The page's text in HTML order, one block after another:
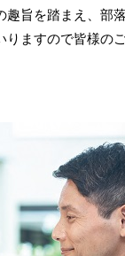
趣旨を踏まえ、部
りますので皆様の